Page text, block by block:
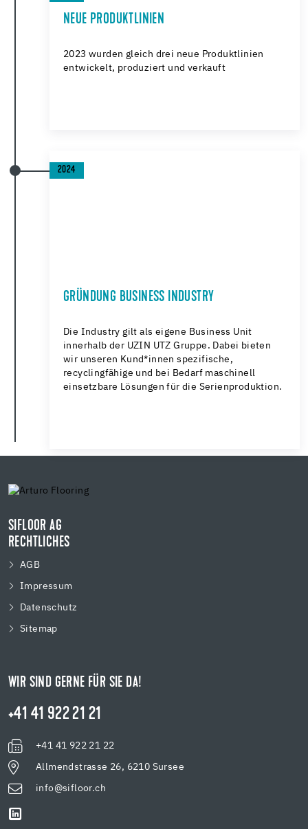
NEUE PRODUKTLINIEN
2023 wurden gleich drei neue Produktlinien
entwickelt, produziert und verkauft
2024
GRÜNDUNG BUSINESS INDUSTRY
Die Industry gilt als eigene Business Unit
innerhalb der UZIN UTZ Gruppe. Dabei bieten
wir unseren Kund*innen spezifische,
recyclingfähige und bei Bedarf maschinell
einsetzbare Lösungen für die Serienproduktion.
SIFLOOR AG
RECHTLICHES
AGB
Impressum
Datenschutz
Sitemap
WIR SIND GERNE FÜR SIE DA!
+41 41 922 21 21
+41 41 922 21 22
Allmendstrasse 26, 6210 Sursee
info@sifloor.ch